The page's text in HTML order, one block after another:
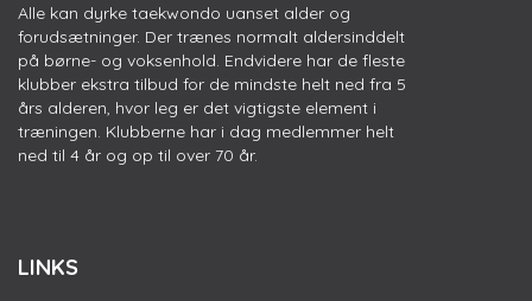
Alle kan dyrke taekwondo uanset alder og
forudsætninger. Der trænes normalt aldersinddelt
på børne- og voksenhold. Endvidere har de fleste
klubber ekstra tilbud for de mindste helt ned fra 5
års alderen, hvor leg er det vigtigste element i
træningen. Klubberne har i dag medlemmer helt
ned til 4 år og op til over 70 år.
LINKS